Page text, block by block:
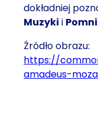
dokładniej
Muzyki i
Źródło obrazu:
https://
amadeus-